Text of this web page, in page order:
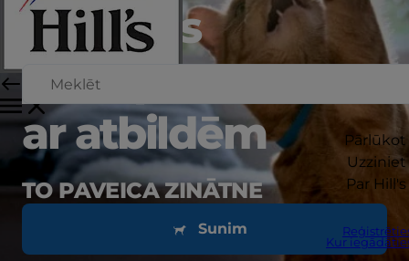
Pārlūkot
Uzziniet
Par Hill's
Kur
Grūtības
sastopas
ar atbildēm
TO PAVEICA ZINĀTNE
Sunim